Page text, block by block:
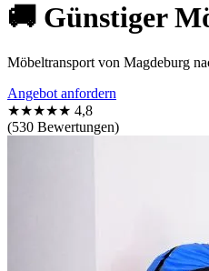
🚚 Günstiger
Möbeltransport von Magdeburg
Angebot anfordern
★★★★★ 4,8
(530 Bewertungen)